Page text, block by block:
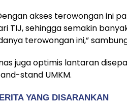
akses terowongan ini
TIJ, sehingga semakin
terowongan ini,”
juga optimis lantaran
stand UMKM.